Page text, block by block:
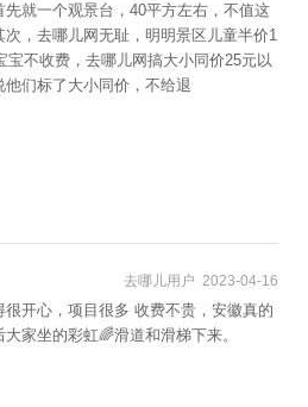
就一个观景台，40平方左右，不值这
，去哪儿网无耻，明明景区儿童半价1
宝不收费，去哪儿网搞大小同价25元以
们标了大小同价，不给退
去哪儿用户 2023-04-16
很开心，项目很多 收费不贵，安徽真的
家坐的彩虹🌈滑道和滑梯下来。